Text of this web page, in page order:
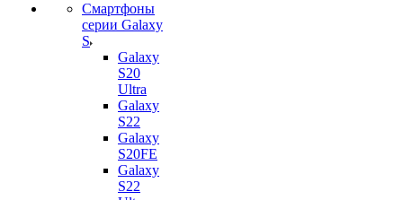
Смартфоны
серии Galaxy
S
Galaxy
S20
Ultra
Galaxy
S22
Galaxy
S20FE
Galaxy
S22